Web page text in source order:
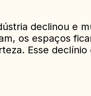
declinou e
os espaços
Esse declínio